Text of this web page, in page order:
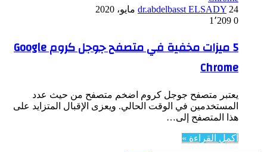
dr.abdelbasst ELSADY 24 مايو، 2020
0
5 ميزات مخفية في متصفح جوجل كروم Google
Chrome
يعتبر متصفح جوجل كروم اضخم متصفح من حيث عدد
المستخدمين في الوقت الحالي. ويعزى الإقبال المتزايد على
هذا المتصفح إلى…
أكمل القراءة »